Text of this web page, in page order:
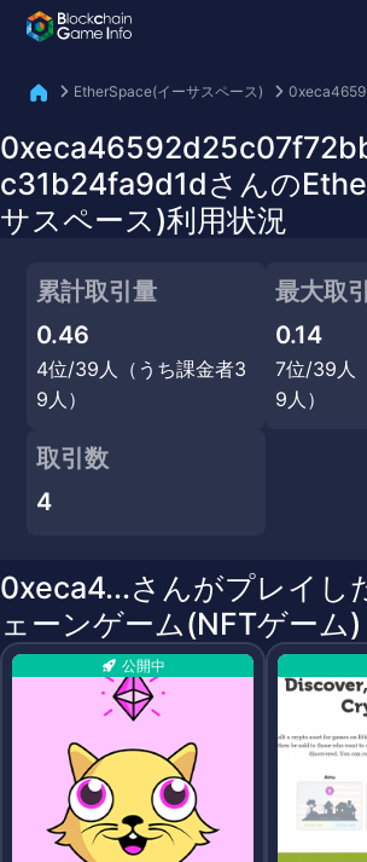
EtherSpace(イーサスペース)
c31b24fa9d1dさんの
サスペース)利用状況
累計取引量
0.46
4位/39人（うち課金者3
9人）
最大取
0.14
7位/39人
9人）
取引数
4
0xeca4...さんがプレイし
ェーンゲーム(NFTゲーム)
公開中